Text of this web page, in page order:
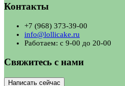
Контакты
+7 (968) 373-39-00
info@lollicake.ru
Работаем: с 9-00 до 20-00
Свяжитесь с нами
Написать сейчас